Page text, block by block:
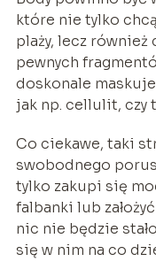
które nie tylko
plaży, lecz
pewnych
doskonale
jak np. cellulit, czy
Co ciekawe, taki
swobodnego
tylko zakupi się
falbanki lub
nic nie będzie
się w nim na co